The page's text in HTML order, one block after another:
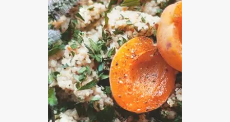
DO CHLEBA
LUNCHE DO PRACY
VEGANUARY ?
WIELKANOC ?